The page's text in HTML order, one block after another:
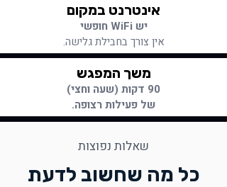
אינטרנט במקום
יש WiFi חופשי
אין צורך בחבילת גלישה.
משך המפגש
90 דקות (שעה וחצי)
של פעילות רצופה.
שאלות נפוצות
כל מה שחשוב לדעת